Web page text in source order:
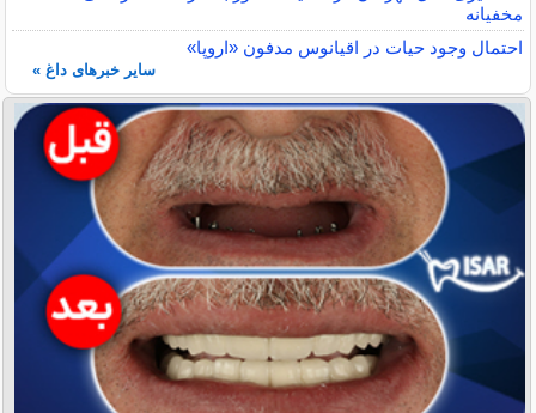
مخفیانه
احتمال وجود حیات در اقیانوس مدفون «اروپا»
سایر خبرهای داغ »